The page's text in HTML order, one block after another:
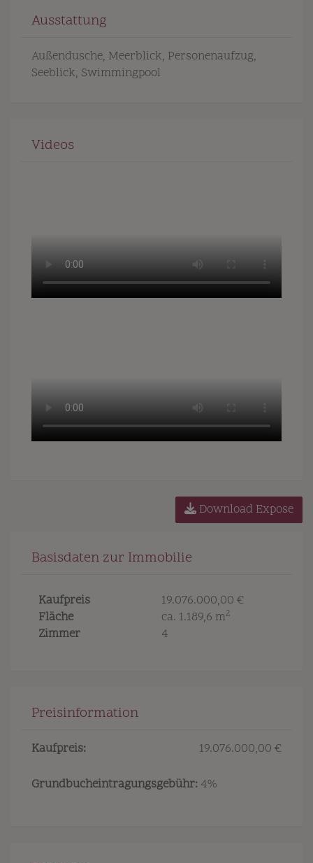
Ausstattung
Außendusche Meerblick Personenaufzug
Seeblick Swimmingpool
Videos
Download Expose
Basisdaten zur Immobilie
Kaufpreis
19.076.000,00 €
Fläche
ca. 1.189,6 m2
Zimmer 4
Preisinformation
Kaufpreis: 19.076.000,00 €
Grundbucheintragungsgebühr: 4%